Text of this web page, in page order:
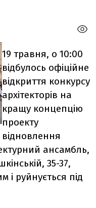
19 травня, о 10:00
відбулось офіційне
відкриття конкурсу
архітекторів на
кращу концепцію
проекту
відновлення
ансамбль,
35-37,
і руйнується під